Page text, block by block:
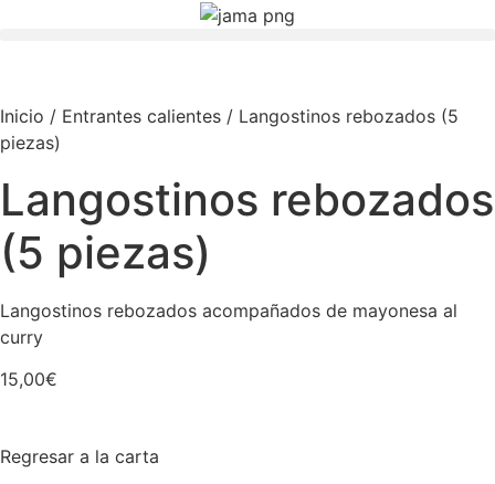
Inicio / Entrantes calientes / Langostinos rebozados (5
piezas)
Langostinos rebozados
(5 piezas)
Langostinos rebozados acompañados de mayonesa al
curry
15,00€
Regresar a la carta